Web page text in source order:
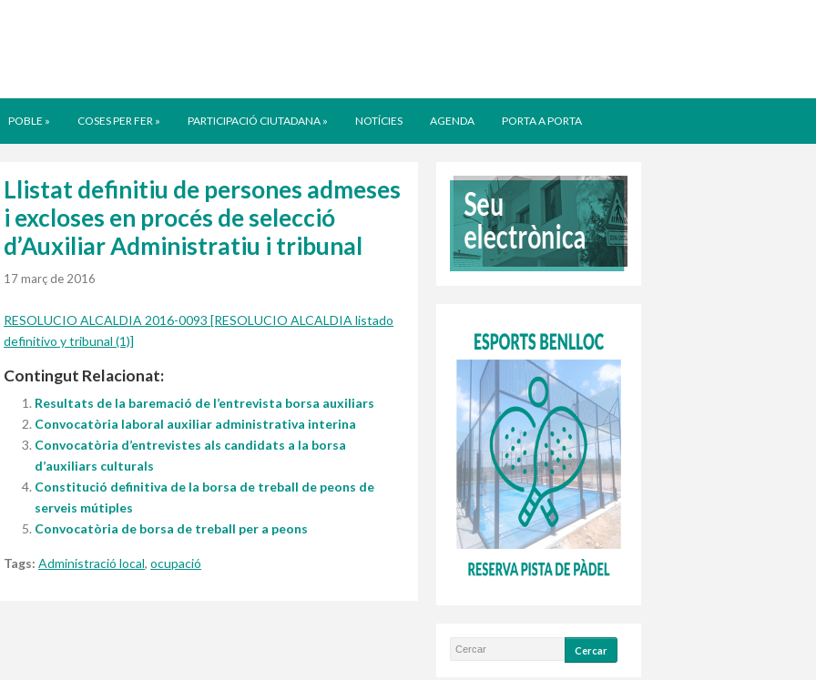
POBLE » COSES PER FER » PARTICIPACIÓ CIUTADANA » NOTÍCIES AGENDA PORTA A PORTA
Llistat definitiu de persones admeses
i excloses en procés de selecció
d’Auxiliar Administratiu i tribunal
17 març de 2016
RESOLUCIO ALCALDIA 2016-0093 [RESOLUCIO ALCALDIA listado
definitivo y tribunal (1)]
Contingut Relacionat:
Resultats de la baremació de l’entrevista borsa auxiliars
Convocatòria laboral auxiliar administrativa interina
Convocatòria d’entrevistes als candidats a la borsa
d’auxiliars culturals
Constitució definitiva de la borsa de treball de peons de
serveis mútiples
Convocatòria de borsa de treball per a peons
Tags: Administració local,ocupació